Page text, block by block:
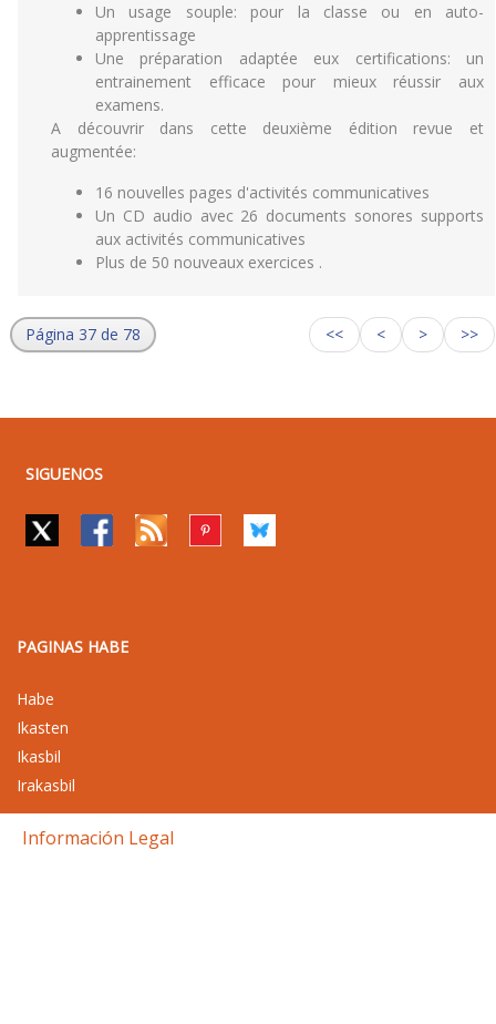
Un usage souple: pour la classe ou en auto-
apprentissage
Une préparation adaptée eux certifications: un
entrainement efficace pour mieux réussir aux
examens.
A découvrir dans cette deuxième édition revue et
augmentée:
16 nouvelles pages d'activités communicatives
Un CD audio avec 26 documents sonores supports
aux activités communicatives
Plus de 50 nouveaux exercices .
Página 37 de 78 << < > >>
SIGUENOS
PAGINAS HABE
Habe
Ikasten
Ikasbil
Irakasbil
Información Legal